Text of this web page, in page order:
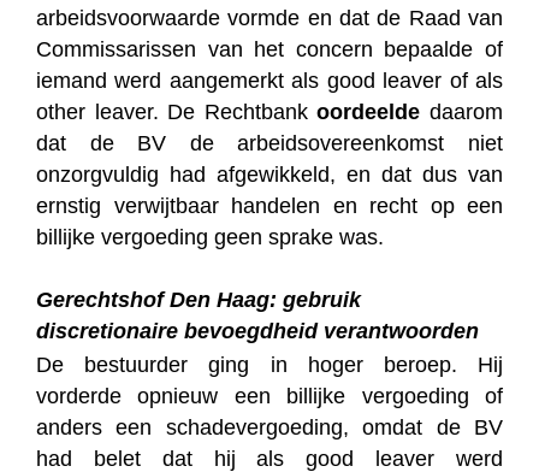
arbeidsvoorwaarde vormde en dat de Raad van
Commissarissen van het concern bepaalde of
iemand werd aangemerkt als good leaver of als
other leaver. De Rechtbankoordeelde daarom
dat de BV de arbeidsovereenkomst niet
onzorgvuldig had afgewikkeld, en dat dus van
ernstig verwijtbaar handelen en recht op een
billijke vergoeding geen sprake was.
Gerechtshof Den Haag: gebruik
discretionaire bevoegdheid verantwoorden
De bestuurder ging in hoger beroep. Hij
vorderde opnieuw een billijke vergoeding of
anders een schadevergoeding, omdat de BV
had belet dat hij als good leaver werd